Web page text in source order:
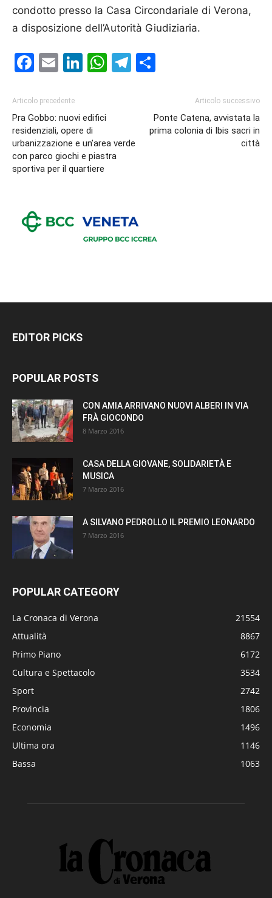
condotto presso la Casa Circondariale di Verona,
a disposizione dell’Autorità Giudiziaria.
Facebook
EmailLinkedIn
WhatsApp
Telegram
Articolo precedente
Pra Gobbo: nuovi edifici
residenziali, opere di
urbanizzazione e un’area verde
con parco giochi e piastra
sportiva per il quartiere
Articolo successivo
Ponte Catena, avvistata la
prima colonia di Ibis sacri in
città
EDITOR PICKS
POPULAR POSTS
CON AMIA ARRIVANO NUOVI ALBERI IN VIA
FRÀ GIOCONDO
8 Marzo 2016
CASA DELLA GIOVANE, SOLIDARIETÀ E
MUSICA
7 Marzo 2016
A SILVANO PEDROLLO IL PREMIO LEONARDO
7 Marzo 2016
POPULAR CATEGORY
La Cronaca di Verona
21554
Attualità
8867
Primo Piano
6172
Cultura e Spettacolo
3534
Sport
2742
Provincia
1806
Economia
1496
Ultima ora
1146
Bassa
1063